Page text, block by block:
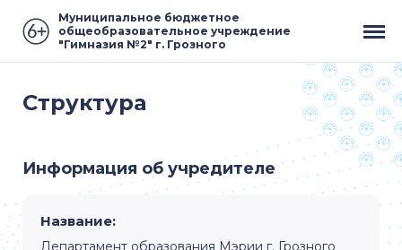
Муниципальное бюджетное
общеобразовательное учреждение
"Гимназия №2" г. Грозного
Структура
Информация об учредителе
Название:
Департамент образования Мэрии г. Грозного